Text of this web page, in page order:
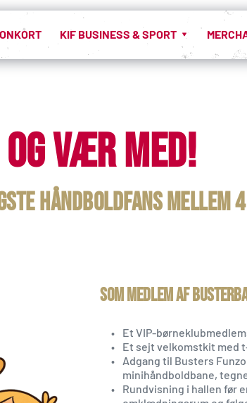
KIF BUSINESS & SPORT
vær med!
håndboldfans mellem
Som medlem af
Et VIP-
Et sejt velkomstkit med
Adgang til Busters
minihåndboldbane,
Rundvisning i hallen før